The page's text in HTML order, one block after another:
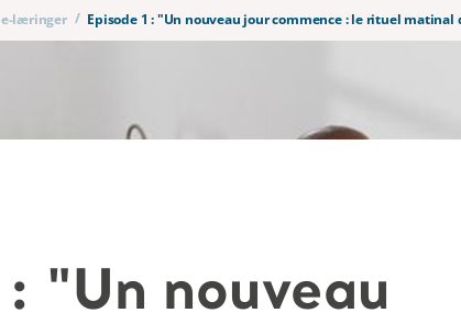
e-læringer / Episode 1 : "Un nouveau jour commence : le rituel matinal
: "Un nouveau